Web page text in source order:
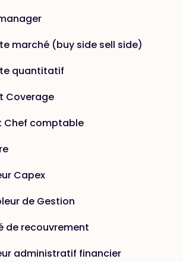
marché (buy side sell side)
quantitatif
Coverage
Chef comptable
Capex
de Gestion
de recouvrement
administratif financier